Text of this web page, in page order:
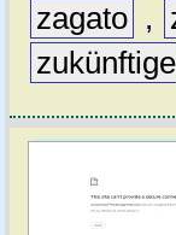
zagato ,
zukünftige